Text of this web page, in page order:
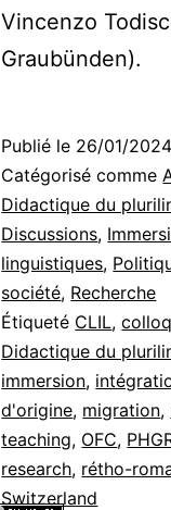
Vincenzo
Graubünden).
Publié le 26/01/2024
Catégorisé comme
Didactique du
Discussions,
linguistiques,
société, Recherche
Étiqueté CLIL,
Didactique du
immersion,
d'origine, migration,
teaching, OFC,
research, rétho-
Switzerland